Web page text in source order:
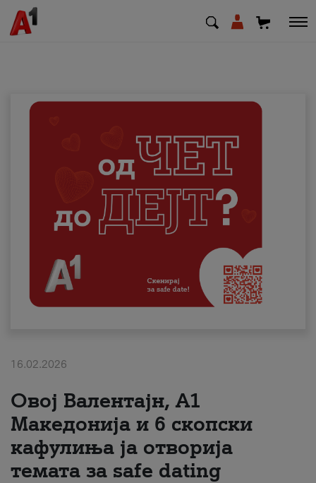
Деловни
Поддршка
Надополни кредит
Плати сметка
#ПодобарОнлајн
16.02.2026
Овој Валентајн, A1
Македонија и 6 скопски
кафулиња ја отворија
темата за safe dating